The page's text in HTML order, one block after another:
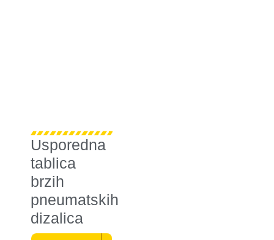
Usporedna
tablica
brzih
pneumatskih
dizalica